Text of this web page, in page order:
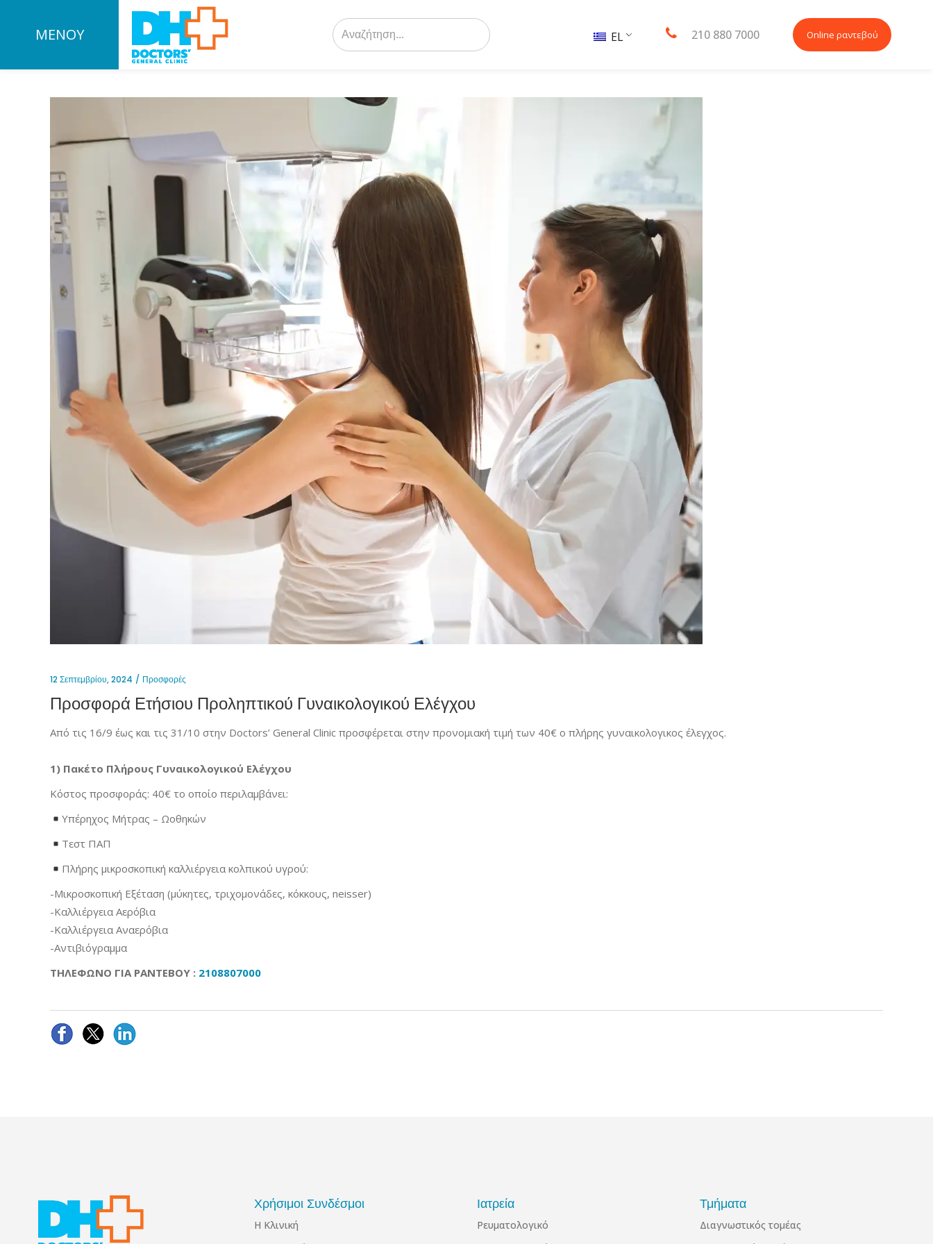
ΜΕΝΟΥ
Search
for: EL 210 880 7000 Online ραντεβού
12 Σεπτεμβρίου, 2024 Προσφορές
Προσφορά Ετήσιου Προληπτικού Γυναικολογικού Ελέγχου
Από τις 16/9 έως και τις 31/10 στην Doctors’ General Clinic προσφέρεται στην προνομιακή τιμή των 40€ ο πλήρης γυναικολογικος έλεγχος.
1) Πακέτο Πλήρους Γυναικολογικού Ελέγχου
Κόστος προσφοράς: 40€ το οποίο περιλαμβάνει:
Υπέρηχος Μήτρας – Ωοθηκών
Τεστ ΠΑΠ
Πλήρης μικροσκοπική καλλιέργεια κολπικού υγρού:
-Μικροσκοπική Εξέταση (μύκητες, τριχομονάδες, κόκκους, neisser)
-Καλλιέργεια Αερόβια
-Καλλιέργεια Αναερόβια
-Αντιβιόγραμμα
ΤΗΛΕΦΩΝΟ ΓΙΑ ΡΑΝΤΕΒΟΥ : 2108807000
Χρήσιμοι Συνδέσμοι
Η Κλινική
Ιατρεία
Ρευματολογικό
Τμήματα
Διαγνωστικός τομέας